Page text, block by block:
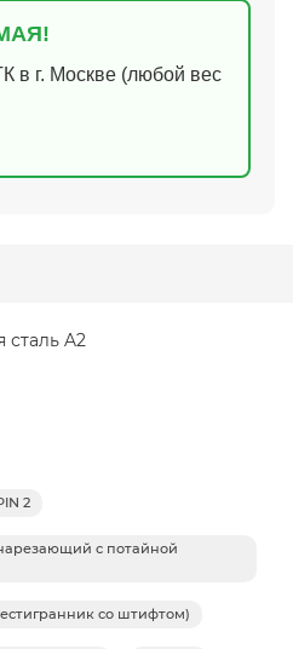
в г. Москве (любой вес
A2
2
с потайной
со штифтом)